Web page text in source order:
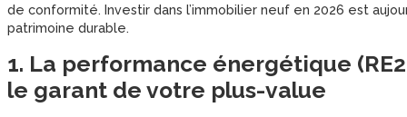
de conformité. Investir dans l’immobilier neuf en 2026 est
patrimoine durable.
1. La performance énergétique
le garant de votre plus-value